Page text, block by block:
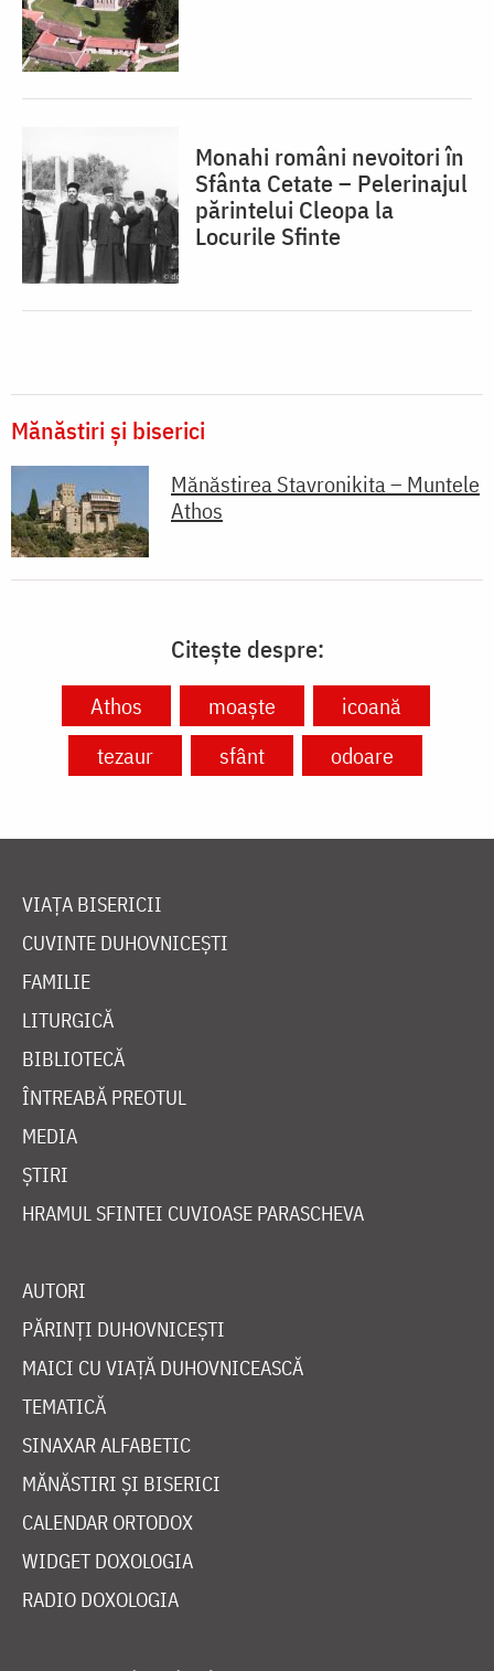
Monahi români nevoitori în
Sfânta Cetate – Pelerinajul
părintelui Cleopa la
Locurile Sfinte
Mănăstiri și biserici
Mănăstirea Stavronikita – Muntele
Athos
Citește despre:
Athos moaște
icoană
tezaur
sfânt odoare
VIAȚA BISERICII
CUVINTE DUHOVNICEȘTI
FAMILIE
LITURGICĂ
BIBLIOTECĂ
ÎNTREABĂ PREOTUL
MEDIA
ȘTIRI
HRAMUL SFINTEI CUVIOASE PARASCHEVA
AUTORI
PĂRINȚI DUHOVNICEȘTI
MAICI CU VIAȚĂ DUHOVNICEASCĂ
TEMATICĂ
SINAXAR ALFABETIC
MĂNĂSTIRI ȘI BISERICI
CALENDAR ORTODOX
WIDGET DOXOLOGIA
RADIO DOXOLOGIA